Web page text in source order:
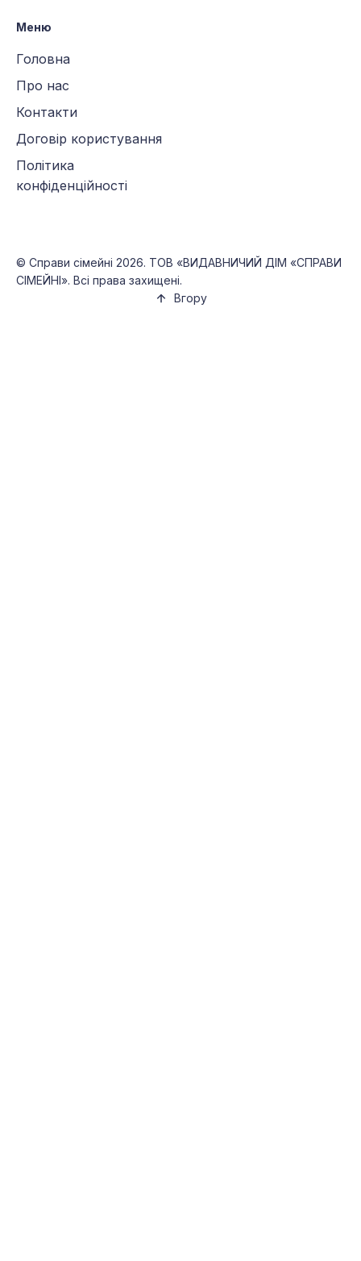
Меню
Головна
Про нас
Контакти
Договір користування
Політика
конфіденційності
© Справи сімейні 2026. ТОВ «ВИДАВНИЧИЙ ДІМ «СПРАВИ
СІМЕЙНІ». Всі права захищені.
Вгору